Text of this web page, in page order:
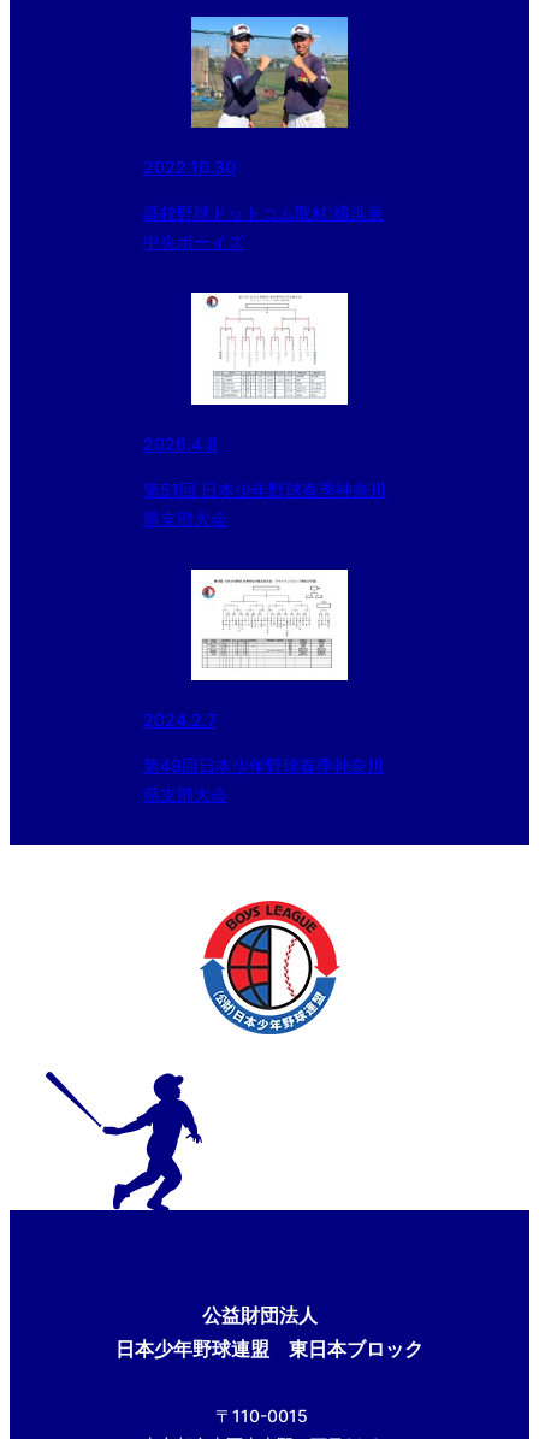
2022.10.30
高校野球ドットコム取材:横浜泉
中央ボーイズ
2026.4.8
第51回 ⽇本少年野球春季神奈川
県⽀部大会
2024.2.7
第49回日本少年野球春季神奈川
県支部大会
公益財団法人
日本少年野球連盟 東日本ブロック
〒110-0015